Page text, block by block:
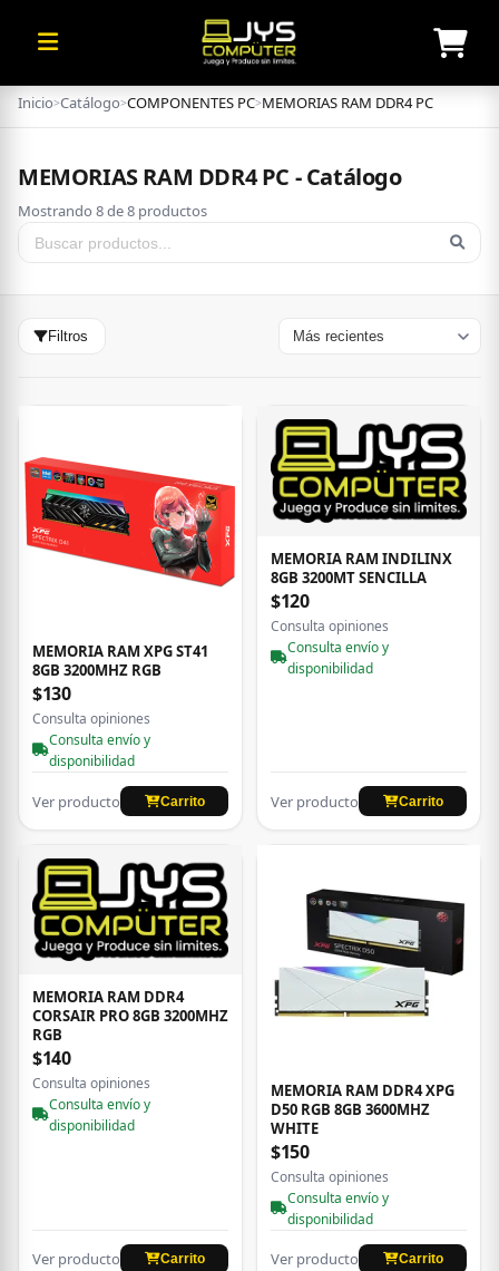
Inicio>Catálogo>COMPONENTES PC>MEMORIAS RAM DDR4 PC
MEMORIAS RAM DDR4 PC - Catálogo
Mostrando 8 de 8 productos
Filtros
MEMORIA RAM XPG ST41
8GB 3200MHZ RGB
$130
Consulta opiniones
Consulta envío y
disponibilidad
Ver producto Carrito
MEMORIA RAM INDILINX
8GB 3200MT SENCILLA
$120
Consulta opiniones
Consulta envío y
disponibilidad
Ver producto Carrito
MEMORIA RAM DDR4
CORSAIR PRO 8GB 3200MHZ
RGB
$140
Consulta opiniones
Consulta envío y
disponibilidad
Ver producto Carrito
MEMORIA RAM DDR4 XPG
D50 RGB 8GB 3600MHZ
WHITE
$150
Consulta opiniones
Consulta envío y
disponibilidad
Ver producto Carrito